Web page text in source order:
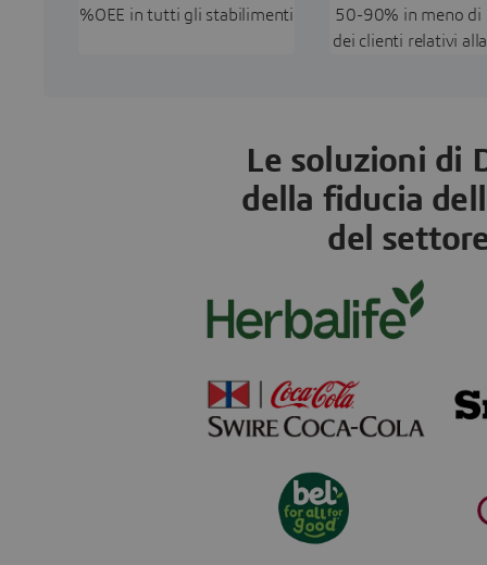
%OEE in tutti gli stabilimenti
50-90% in meno di
dei clienti relativi
Le soluzioni di
della fiducia
del